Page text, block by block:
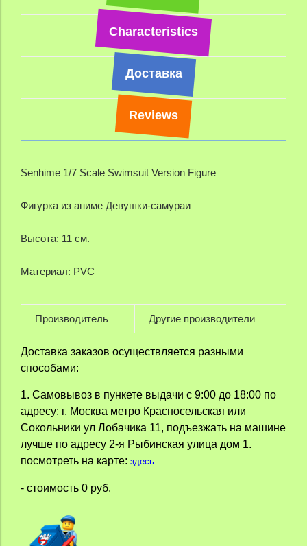
Characteristics
Доставка
Reviews
Senhime 1/7 Scale Swimsuit Version Figure
Фигурка из аниме Девушки-самураи
Высота: 11 см.
Материал: PVC
Производитель Другие производители
Доставка заказов осуществляется разными
способами:
1. Самовывоз в пункете выдачи с 9:00 до 18:00 по
адресу: г. Москва метро Красносельская или
Сокольники ул Лобачика 11, подъезжать на машине
лучше по адресу 2-я Рыбинская улица дом 1.
посмотреть на карте: здесь
- стоимость 0 руб.